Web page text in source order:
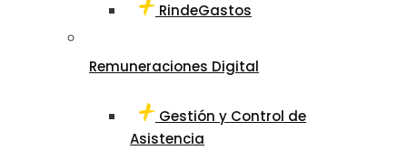
RindeGastos
Remuneraciones Digital
Gestión y Control de
Asistencia